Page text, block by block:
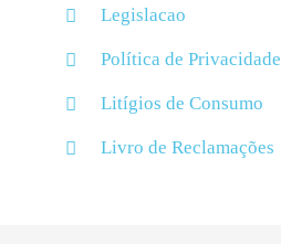
Legislacao
Política de Privacidade
Litígios de Consumo
Livro de Reclamações